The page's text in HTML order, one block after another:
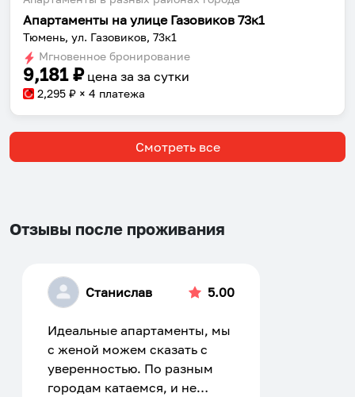
Апартаменты на улице Газовиков 73к1
Тюмень, ул. Газовиков, 73к1
Мгновенное бронирование
9,181₽ цена за за сутки
2,295 ₽ × 4 платежа
Смотреть все
Отзывы после проживания
Станислав 5.00
Идеальные апартаменты, мы
с женой можем сказать с
уверенностью. По разным
городам катаемся, и не